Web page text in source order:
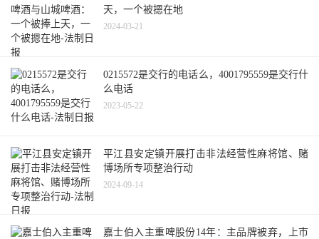
天，一个被摁在地
2024-03-21
0215572是交行的电话么，4001795559是交行什
么电话
2023-05-22
平江县安定镇开展打击非法经营性麻将馆、赌
博场所专项整治行动
2024-09-14
嘉士伯入主重啤股份14年：主品牌被弃，上市